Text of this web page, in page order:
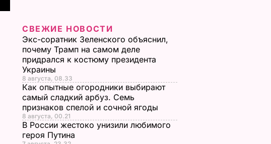
СВЕЖИЕ НОВОСТИ
Экс-соратник Зеленского объяснил,
почему Трамп на самом деле
придрался к костюму президента
Украины
8 августа, 08.33
Как опытные огородники выбирают
самый сладкий арбуз. Семь
признаков спелой и сочной ягоды
8 августа, 00.21
В России жестоко унизили любимого
героя Путина